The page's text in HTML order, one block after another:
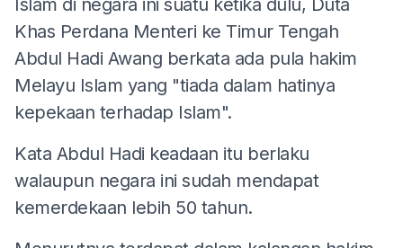
Khas Perdana Menteri ke Timur Tengah
Abdul Hadi Awang berkata ada pula hakim
Melayu Islam yang "tiada dalam hatinya
kepekaan terhadap Islam".
Kata Abdul Hadi keadaan itu berlaku
walaupun negara ini sudah mendapat
kemerdekaan lebih 50 tahun.